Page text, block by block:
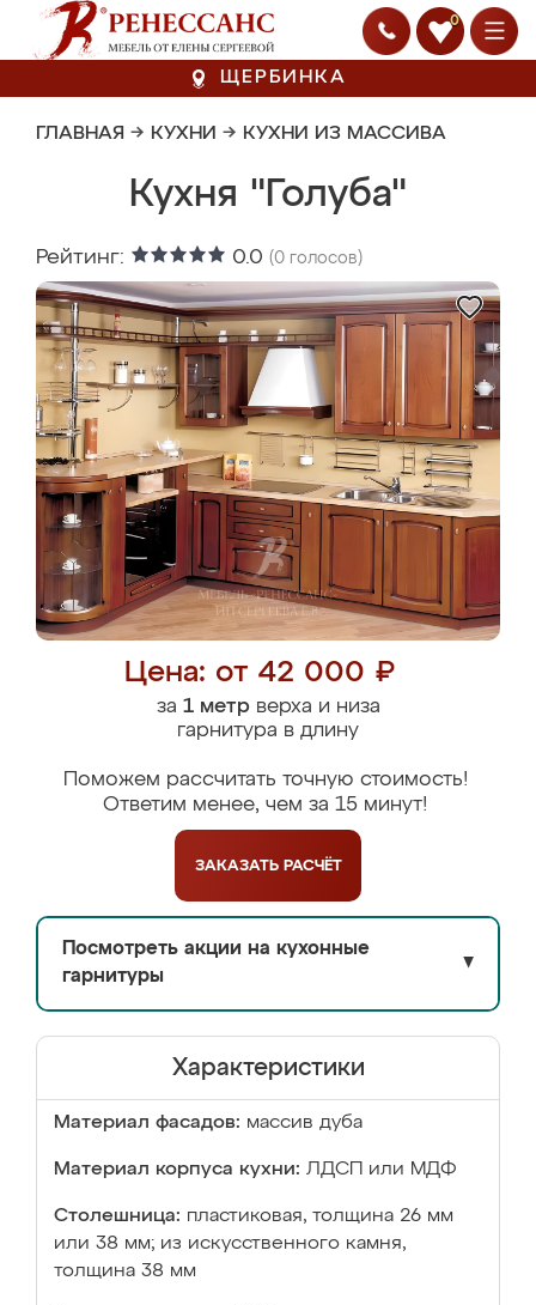
0
ЩЕРБИНКА
ГЛАВНАЯ → КУХНИ → КУХНИ ИЗ МАССИВА
Кухня "Голуба"
Рейтинг: 0.0 (0 голосов)
Цена: от 42 000 ₽
за 1 метрверха и низа
гарнитура в длину
Поможем рассчитать точную стоимость!
Ответим менее, чем за 15 минут!
ЗАКАЗАТЬ РАСЧЁТ
Посмотреть акции на кухонные
гарнитуры
▼
Характеристики
Материал фасадов: массив дуба
Материал корпуса кухни: ЛДСП или МДФ
Столешница: пластиковая, толщина 26 мм
или 38 мм; из искусственного камня,
толщина 38 мм